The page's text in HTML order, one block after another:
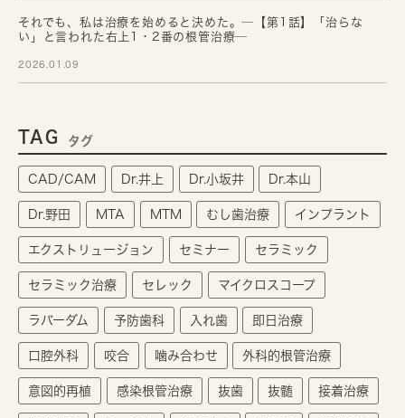
それでも、私は治療を始めると決めた。─【第1話】「治らな
い」と言われた右上1・2番の根管治療─
2026.01.09
TAG タグ
CAD/CAM Dr.井上 Dr.小坂井 Dr.本山
Dr.野田 MTA MTM むし歯治療 インプラント
エクストリュージョン セミナー セラミック
セラミック治療 セレック マイクロスコープ
ラバーダム 予防歯科 入れ歯 即日治療
口腔外科 咬合 噛み合わせ 外科的根管治療
意図的再植 感染根管治療 抜歯 抜髄 接着治療